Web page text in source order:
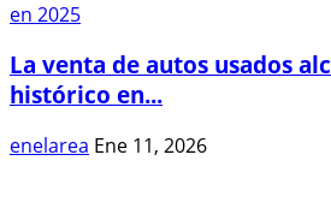
La venta de autos usados
histórico en...
enelarea Ene 11, 2026